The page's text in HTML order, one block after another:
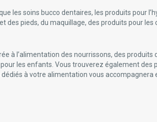
les soins bucco dentaires, les produits pour
des pieds, du maquillage, des produits pour les
à l’alimentation des nourrissons, des produits
les enfants. Vous trouverez également des
à votre alimentation vous accompagnera